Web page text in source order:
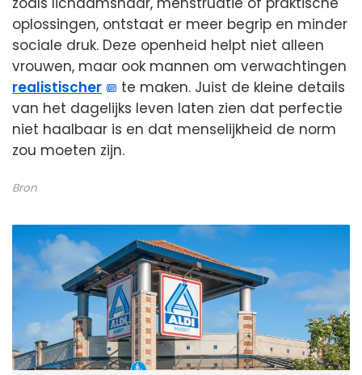
oplossingen, ontstaat er meer begrip en minder
sociale druk. Deze openheid helpt niet alleen
vrouwen, maar ook mannen om verwachtingen
realistischer
te maken. Juist de kleine details
van het dagelijks leven laten zien dat perfectie
niet haalbaar is en dat menselijkheid de norm
zou moeten zijn.
Bron